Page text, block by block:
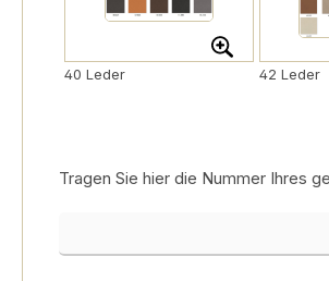
40 Leder 42 Leder
Tragen Sie hier die Nummer Ihres